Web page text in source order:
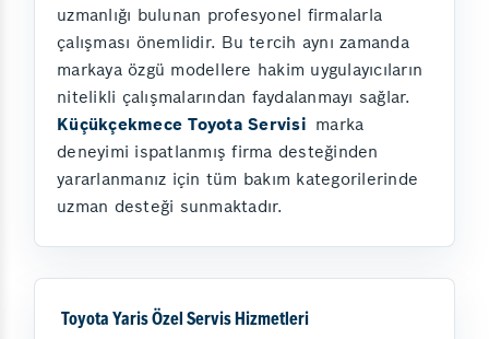
uzmanlığı bulunan profesyonel firmalarla
çalışması önemlidir. Bu tercih aynı zamanda
markaya özgü modellere hakim uygulayıcıların
nitelikli çalışmalarından faydalanmayı sağlar.
Küçükçekmece Toyota Servisi marka
deneyimi ispatlanmış firma desteğinden
yararlanmanız için tüm bakım kategorilerinde
uzman desteği sunmaktadır.
Toyota Yaris Özel Servis Hizmetleri